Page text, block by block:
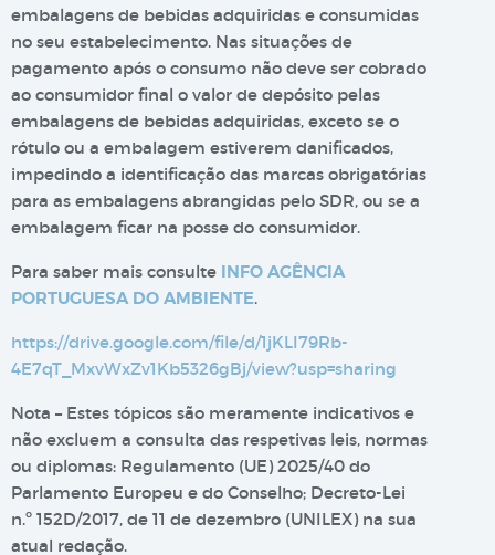
embalagens de bebidas adquiridas e consumidas
no seu estabelecimento. Nas situações de
pagamento após o consumo não deve ser cobrado
ao consumidor final o valor de depósito pelas
embalagens de bebidas adquiridas, exceto se o
rótulo ou a embalagem estiverem danificados,
impedindo a identificação das marcas obrigatórias
para as embalagens abrangidas pelo SDR, ou se a
embalagem ficar na posse do consumidor.
Para saber mais consulte INFO AGÊNCIA
PORTUGUESA DO AMBIENTE.
https://drive.google.com/file/d/1jKLI79Rb-
4E7qT_MxvWxZv1Kb5326gBj/view?usp=sharing
Nota – Estes tópicos são meramente indicativos e
não excluem a consulta das respetivas leis, normas
ou diplomas: Regulamento (UE) 2025/40 do
Parlamento Europeu e do Conselho; Decreto-Lei
n.º 152D/2017, de 11 de dezembro (UNILEX) na sua
atual redação.